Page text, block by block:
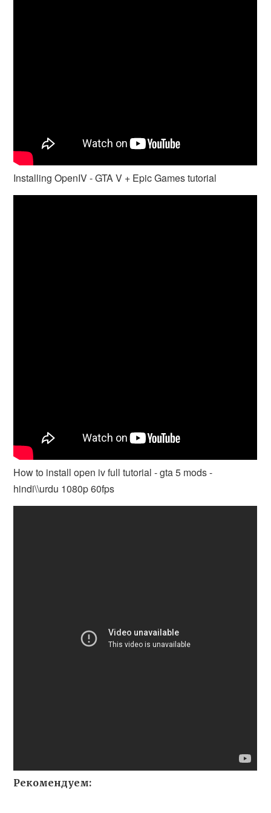
Installing OpenIV - GTA V + Epic Games tutorial
How to install open iv full tutorial - gta 5 mods -
hindi\\urdu 1080p 60fps
Рекомендуем: